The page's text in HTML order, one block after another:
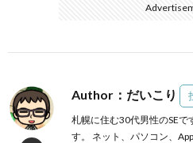
Author：だいこり
札幌に住む30代男性のSEで
す。 ネット、パソコン、